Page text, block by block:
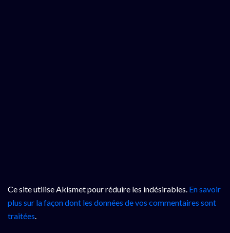
Ce site utilise Akismet pour réduire les indésirables. En savoir
plus sur la façon dont les données de vos commentaires sont
traitées.